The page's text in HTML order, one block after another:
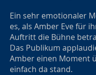
Ein sehr emotionaler
es, als Amber Eve für
Auftritt die Bühne
Das Publikum
Amber einen Moment
einfach da stand.